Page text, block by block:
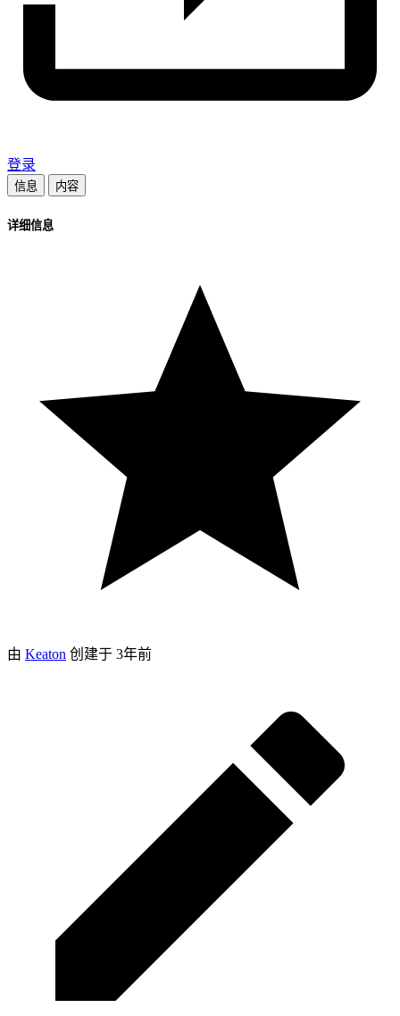
登录
信息 内容
详细信息
由 Keaton 创建于 3年前